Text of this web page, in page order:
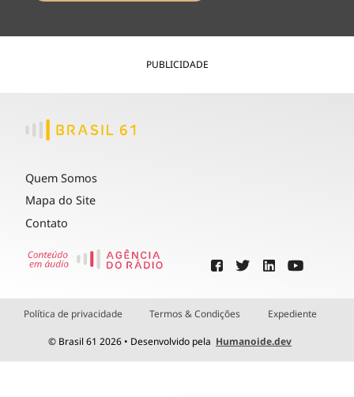
PUBLICIDADE
Quem Somos
Mapa do Site
Contato
Política de privacidade Termos & Condições Expediente
© Brasil 61 2026 • Desenvolvido pela Humanoide.dev